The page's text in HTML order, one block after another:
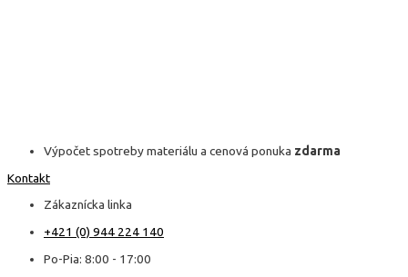
Výpočet spotreby materiálu a cenová ponuka zdarma
Kontakt
Zákaznícka linka
+421 (0) 944 224 140
Po-Pia: 8:00 - 17:00